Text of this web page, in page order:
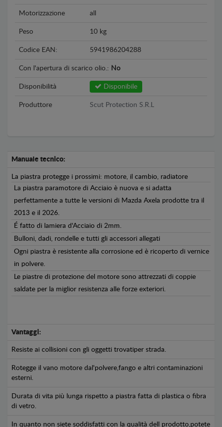
Motorizzazione all
Peso 10 kg
Codice EAN: 5941986204288
Con l'apertura di scarico olio.: No
Disponibilità Disponibile
Produttore Scut Protection S.R.L
Manuale tecnico:
La piastra protegge i prossimi: motore, il cambio, radiatore
La piastra paramotore di Acciaio è nuova e si adatta
perfettamente a tutte le versioni di Mazda Axela prodotte tra il
2013 e il 2026.
É fatto di lamiera d'Acciaio di 2mm.
Bulloni, dadi, rondelle e tutti gli accessori allegati
Ogni piastra è resistente alla corrosione ed è ricoperto di vernice
in polvere.
Le piastre di protezione del motore sono attrezzati di coppie
saldate per la miglior resistenza alle forze exteriori.
Vantaggi:
Resiste ai collisioni con gli oggetti trovatiper strada.
Rotegge il vano motore dal'polvere,fango e altri contaminazioni
esterni.
Durata di vita più lunga rispetto a piastra fatta di plastica o fibra
di vetro.
In quanto non siete soddisfatti con la qualità dell prodotto,potete